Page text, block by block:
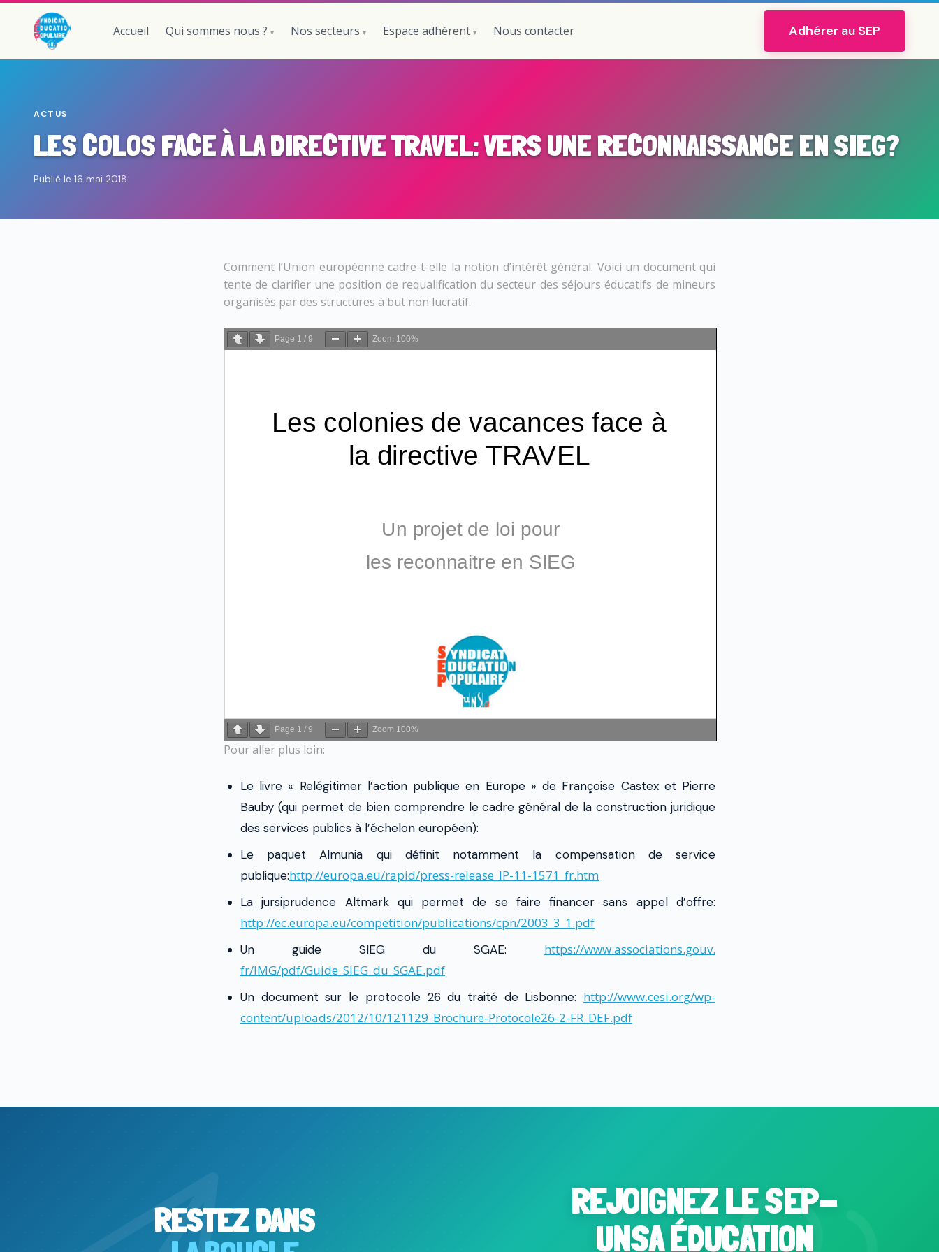
Accueil Qui sommes nous ? Nos secteurs Espace adhérent Nous contacter Adhérer au SEP
ACTUS
LES COLOS FACE À LA DIRECTIVE TRAVEL: VERS UNE RECONNAISSANCE EN SIEG?
Publié le 16 mai 2018
Comment l’Union européenne cadre-t-elle la notion d’intérêt général. Voici un document qui
tente de clarifier une position de requalification du secteur des séjours éducatifs de mineurs
organisés par des structures à but non lucratif.
Page 1 / 9 Zoom 100%
Page 1 / 9 Zoom 100%
Pour aller plus loin:
Le livre « Relégitimer l’action publique en Europe » de Françoise Castex et Pierre
Bauby (qui permet de bien comprendre le cadre général de la construction juridique
des services publics à l’échelon européen):
Le paquet Almunia qui définit notamment la compensation de service
publique:http://europa.eu/rapid/press-release_IP-11-1571_fr.htm
La jursiprudence Altmark qui permet de se faire financer sans appel d’offre:
http://ec.europa.eu/competition/publications/cpn/2003_3_1.pdf
Un guide SIEG du SGAE: https://www.associations.gouv.
fr/IMG/pdf/Guide_SIEG_du_SGAE.pdf
Un document sur le protocole 26 du traité de Lisbonne: http://www.cesi.org/wp-
content/uploads/2012/10/121129_Brochure-Protocole26-2-FR_DEF.pdf
RESTEZ DANS
REJOIGNEZ LE SEP-
UNSA ÉDUCATION